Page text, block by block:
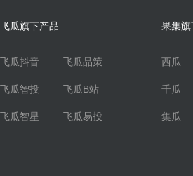
飞瓜旗下产品
飞瓜抖音 飞瓜品策
飞瓜智投 飞瓜B站
飞瓜智星 飞瓜易投
果集旗
西瓜
千瓜
集瓜